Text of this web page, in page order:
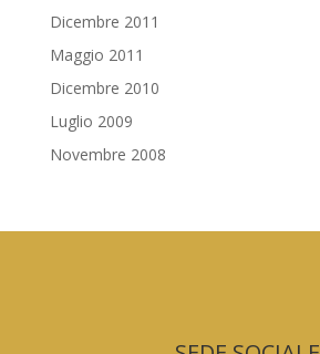
Dicembre 2011
Maggio 2011
Dicembre 2010
Luglio 2009
Novembre 2008